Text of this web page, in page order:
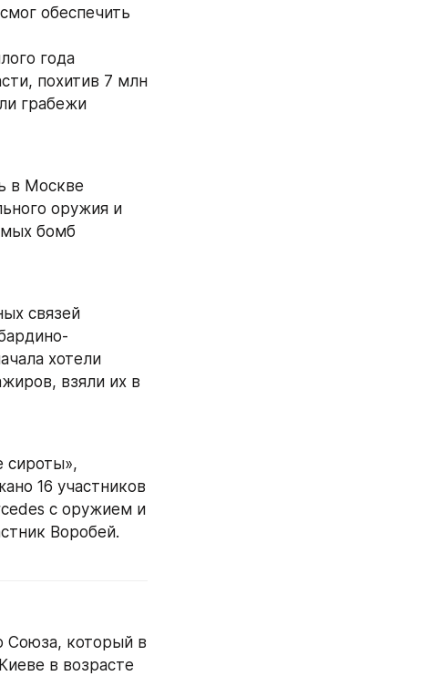
обеспечить
года
похитив 7 млн
грабежи
в Москве
оружия и
бомб
связей
хотели
взяли их в
сироты»,
16 участников
с оружием и
Воробей.
Союза, который в
в возрасте